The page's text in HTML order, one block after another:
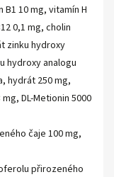
10 mg, vitamín H
0,1 mg, cholin
zinku hydroxy
hydroxy analogu
hydrát 250 mg,
DL-Metionin 5000
čaje 100 mg,
přirozeného